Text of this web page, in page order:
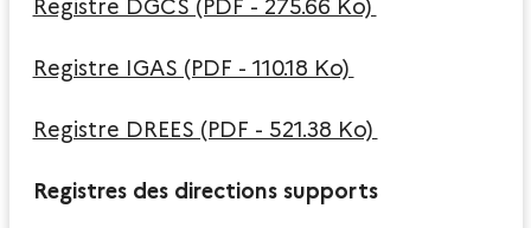
Registre DGCS (PDF - 275.66 Ko)
Registre IGAS (PDF - 110.18 Ko)
Registre DREES (PDF - 521.38 Ko)
Registres des directions supports